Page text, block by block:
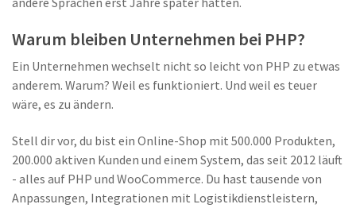
Warum bleiben Unternehmen bei PHP?
Ein Unternehmen wechselt nicht so leicht von PHP zu etwas
anderem. Warum? Weil es funktioniert. Und weil es teuer
wäre, es zu ändern.
Stell dir vor, du bist ein Online-Shop mit 500.000 Produkten,
200.000 aktiven Kunden und einem System, das seit 2012 läuft
- alles auf PHP und WooCommerce. Du hast tausende von
Anpassungen, Integrationen mit Logistikdienstleistern,